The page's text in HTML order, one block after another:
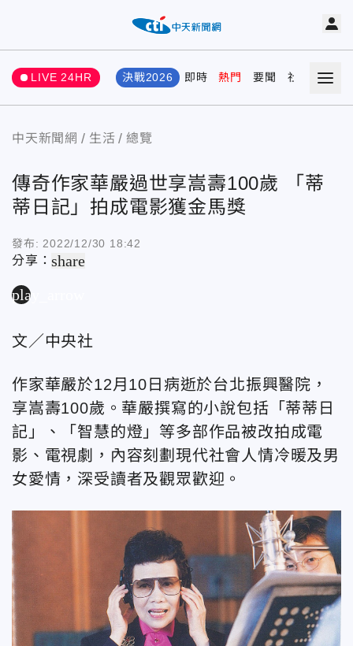
LIVE 24HR 決戰2026 即時 熱門 要聞 社會 娛樂
中天新聞網 生活 總覽
傳奇作家華嚴過世享嵩壽100歲 「蒂
蒂日記」拍成電影獲金馬獎
發布: 2022/12/30 18:42
分享：share
play_arrow
文／中央社
作家華嚴於12月10日病逝於台北振興醫院，
享嵩壽100歲。華嚴撰寫的小說包括「蒂蒂日
記」、「智慧的燈」等多部作品被改拍成電
影、電視劇，內容刻劃現代社會人情冷暖及男
女愛情，深受讀者及觀眾歡迎。